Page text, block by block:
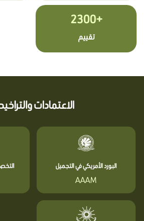
+2300
تقييم
الاعتمادات
البورد الأمريكي في التجميل
AAAM